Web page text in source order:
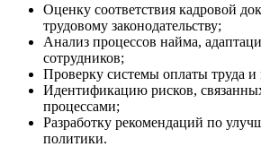
Оценку соответствия кадровой
трудовому законодательству;
Анализ процессов найма,
сотрудников;
Проверку системы оплаты труда
Идентификацию рисков,
процессами;
Разработку рекомендаций по
политики.